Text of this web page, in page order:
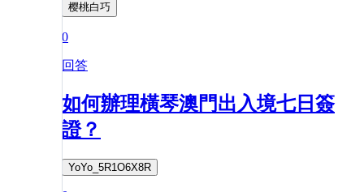
樱桃白巧
0
回答
如何辦理橫琴澳門出入境七日簽
證？
YoYo_5R1O6X8R